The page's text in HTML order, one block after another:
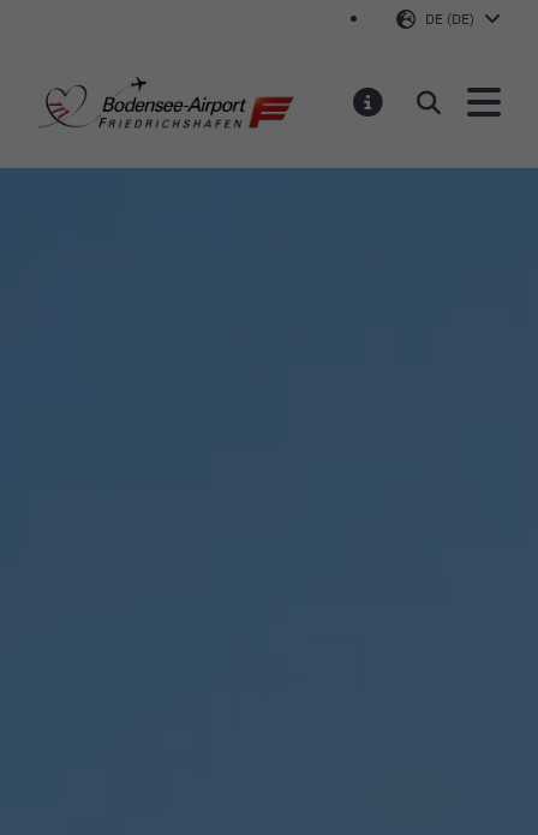
DE (DE)
Bodensee-Airport
Suchen